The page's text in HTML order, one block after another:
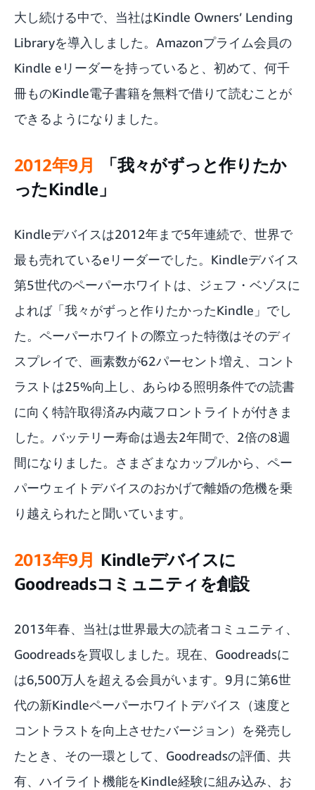
大し続ける中で、当社はKindle Owners’ Lending
Libraryを導入しました。Amazonプライム会員の
Kindle eリーダーを持っていると、初めて、何千
冊ものKindle電子書籍を無料で借りて読むことが
できるようになりました。
2012年9月
「我々がずっと作りたか
ったKindle」
Kindleデバイスは2012年まで5年連続で、世界で
最も売れているeリーダーでした。Kindleデバイス
第5世代のペーパーホワイトは、ジェフ・ベゾスに
よれば「我々がずっと作りたかったKindle」でし
た。ペーパーホワイトの際立った特徴はそのディ
スプレイで、画素数が62パーセント増え、コント
ラストは25%向上し、あらゆる照明条件での読書
に向く特許取得済み内蔵フロントライトが付きま
した。バッテリー寿命は過去2年間で、2倍の8週
間になりました。さまざまなカップルから、ペー
パーウェイトデバイスのおかげで離婚の危機を乗
り越えられたと聞いています。
2013年9月
Kindleデバイスに
Goodreadsコミュニティを創設
2013年春、当社は世界最大の読者コミュニティ、
Goodreadsを買収しました。現在、Goodreadsに
は6,500万人を超える会員がいます。9月に第6世
代の新Kindleペーパーホワイトデバイス（速度と
コントラストを向上させたバージョン）を発売し
たとき、その一環として、 Goodreadsの評価、共
有、ハイライト機能をKindle経験に組み込み、お